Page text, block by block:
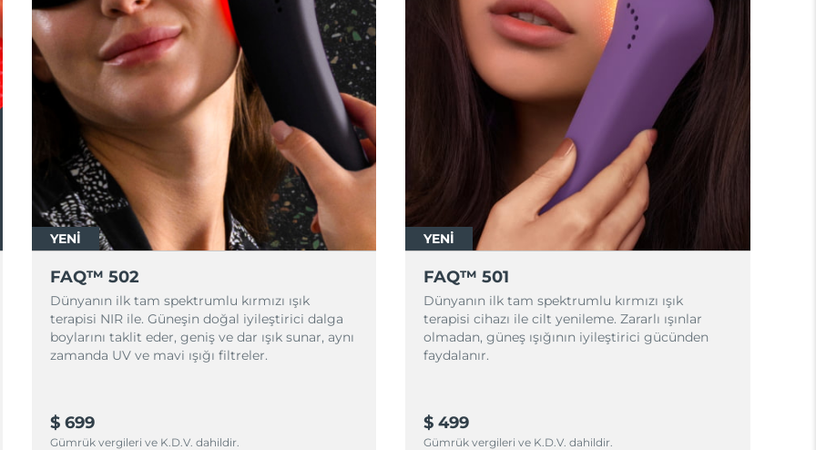
YENİ
FAQ™ 502
Dünyanın ilk tam spektrumlu kırmızı ışık
terapisi NIR ile. Güneşin doğal iyileştirici dalga
boylarını taklit eder, geniş ve dar ışık sunar, aynı
zamanda UV ve mavi ışığı filtreler.
$ 699
Gümrük vergileri ve K.D.V. dahildir.
YENİ
FAQ™ 501
Dünyanın ilk tam spektrumlu kırmızı ışık
terapisi cihazı ile cilt yenileme. Zararlı ışınlar
olmadan, güneş ışığının iyileştirici gücünden
faydalanır.
$ 499
Gümrük vergileri ve K.D.V. dahildir.